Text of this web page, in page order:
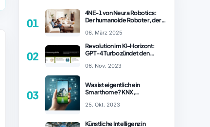
01
4NE-1 von Neura Robotics:
Der humanoide Roboter, der
revolutionieren könnte
06. März 2025
02
Revolution im KI-Horizont:
GPT-4 Turbo zündet den
– ChatGPT Revolution!
06. Nov. 2023
03
Was ist eigentlich ein
Smarthome? KNX,
Vergleich
25. Okt. 2023
Künstliche Intelligenz in